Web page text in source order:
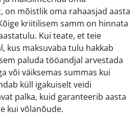
on mõistlik oma rahaasjad aasta
kriitilisem samm on hinnata
Kui teate, et teie
kus maksuvaba tulu hakkab
paluda tööandjal arvestada
või väiksemas summas kui
küll igakuiselt veidi
palka, kuid garanteerib aasta
kui võlanõude.